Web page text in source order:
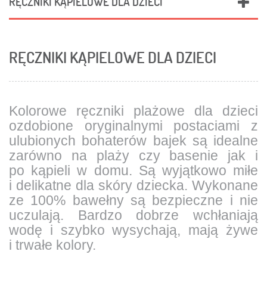
RĘCZNIKI KĄPIELOWE DLA DZIECI
Kolorowe ręczniki plażowe dla dzieci
ozdobione oryginalnymi postaciami z
ulubionych bohaterów bajek są idealne
zarówno na plaży czy basenie jak i
po kąpieli w domu. Są wyjątkowo miłe
i delikatne dla skóry dziecka. Wykonane
ze 100% bawełnysą bezpieczne i nie
uczulają. Bardzo dobrze wchłaniają
wodę i szybko wysychają, mają żywe
i trwałe kolory.